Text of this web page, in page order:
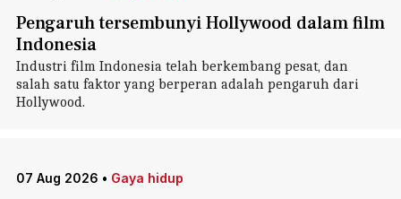
Pengaruh tersembunyi Hollywood dalam film
Indonesia
Industri film Indonesia telah berkembang pesat, dan
salah satu faktor yang berperan adalah pengaruh dari
Hollywood.
07 Aug 2026 • Gaya hidup